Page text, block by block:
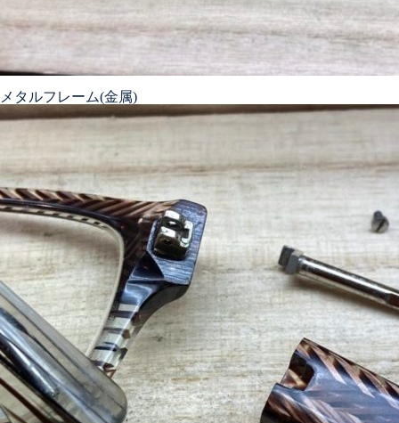
shwoodウッドフレーム修理実例
Tiffanyセルフレーム埋め込み蝶
番修理依頼品
メガネ修理 アランミクリクリ
ングス修理依頼品
メタルフレーム(金属)